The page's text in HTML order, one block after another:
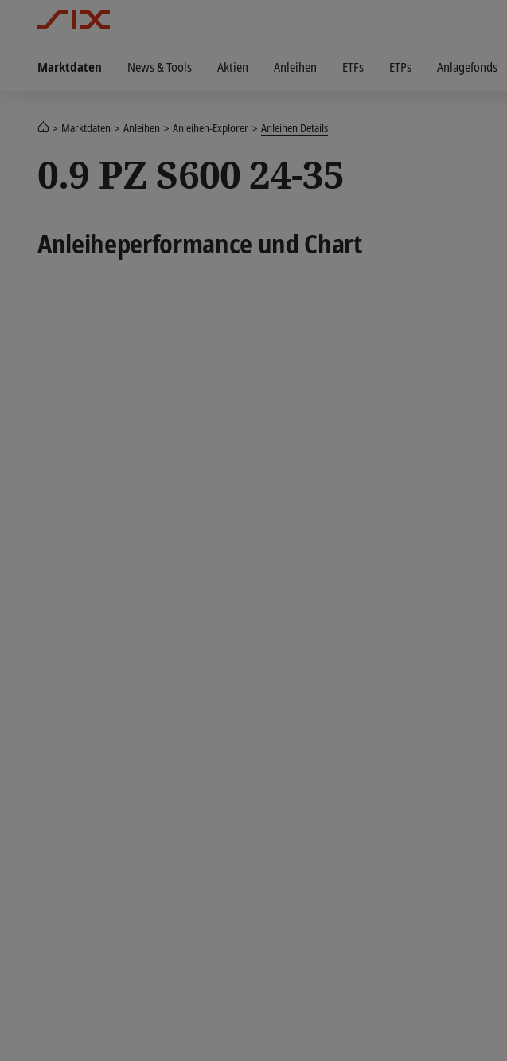
Marktdaten News & Tools Aktien Anleihen ETFs ETPs Anlagefonds
Marktdaten Anleihen Anleihen-Explorer Anleihen Details
0.9 PZ S600 24-35
Anleiheperformance und Chart